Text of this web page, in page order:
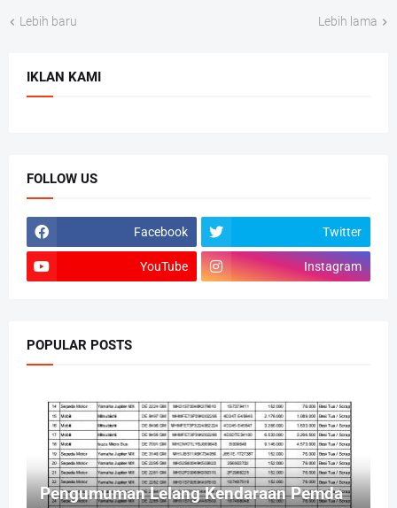
Lebih baru Lebih lama
IKLAN KAMI
FOLLOW US
Facebook Twitter
YouTube Instagram
POPULAR POSTS
Pengumuman Lelang Kendaraan Pemda